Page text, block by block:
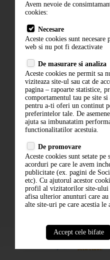
Cum comand
Livrare
Contact
Politica de confidentialitate
ANPC
ABONARE LA
Avem nevoie de
cookies:
Necesare
Aceste cookies sunt
web si nu pot fi dezactivate
De masurare si analiza
Aceste cookies ne permit sa
viziteaza site-ul sau cat de
pagina – rapoarte statistice,
comportamentul tau pe site
pentru a-ti oferi un continut
preferintelor tale. De
ajuta sa imbunatatim
functionalitatilor acestuia.
De promovare
Aceste cookies sunt setate
acorduri pe care le avem
publicitate (ex. pagini de
etc). Cu ajutorul acestor
profil al vizitatorilor site-ului
afisa ulterior anunturi care
alte site-uri pe care acestia le
Accept cele bifate